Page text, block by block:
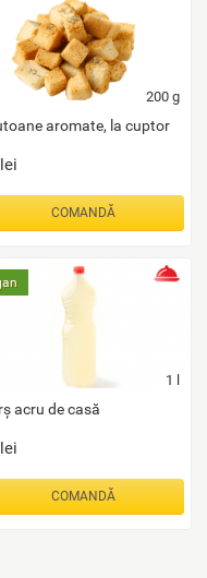
200 g
aromate, la cuptor
lei
COMANDĂ
1 l
acru de casă
lei
COMANDĂ